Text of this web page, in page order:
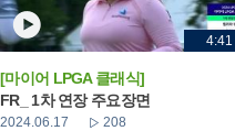
4:41
[마이어 LPGA 클래식]
FR_ 1차 연장 주요장면
2024.06.17 208